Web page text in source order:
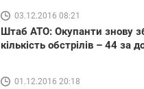
03.12.2016 08:21
Штаб АТО: Окупанти знову
кількість обстрілів – 44 за
01.12.2016 20:18